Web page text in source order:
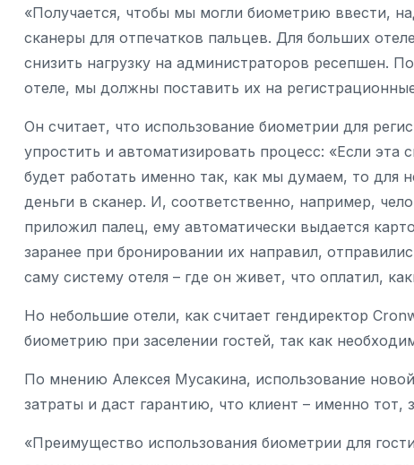
«Получается, чтобы мы могли биометрию ввести,
сканеры для отпечатков пальцев. Для больших
снизить нагрузку на администраторов ресепшен.
отеле, мы должны поставить их на
Он считает, что использование биометрии для
упростить и автоматизировать процесс: «Если эта
будет работать именно так, как мы думаем, то для
деньги в сканер. И, соответственно, например,
приложил палец, ему автоматически выдается
заранее при бронировании их направил,
саму систему отеля – где он живет, что оплатил,
Но небольшие отели, как считает гендиректор
биометрию при заселении гостей, так как
По мнению Алексея Мусакина, использование
затраты и даст гарантию, что клиент – именно тот,
«Преимущество использования биометрии для